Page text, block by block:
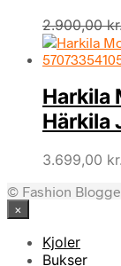
2.900,00
Harkila
Härkila
3.699,00 kr.
© Fashion
×
Kjoler
Bukser